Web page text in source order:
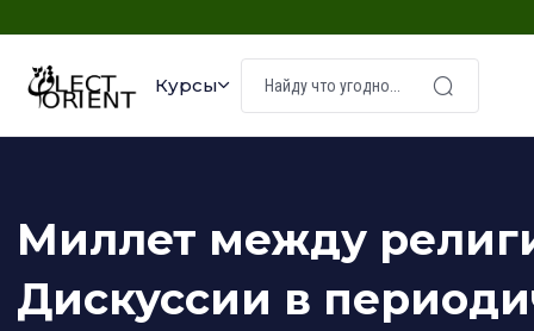
Курсы
Миллет между
Дискуссии в